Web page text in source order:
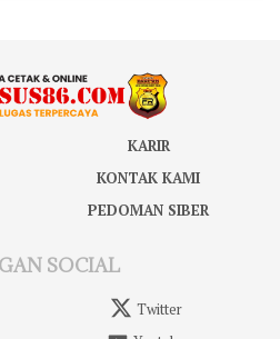
KARIR
KONTAK KAMI
PEDOMAN SIBER
SOCIAL
Twitter